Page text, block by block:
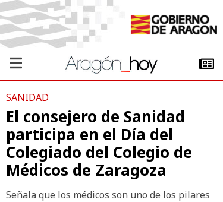
SANIDAD
El consejero de Sanidad
participa en el Día del
Colegiado del Colegio de
Médicos de Zaragoza
​Señala que los médicos son uno de los pilares